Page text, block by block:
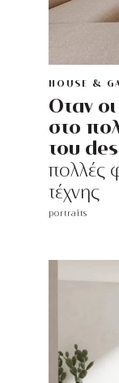
HOUSE &
Οταν
στο
του
πολλές
τέχνης
portraits